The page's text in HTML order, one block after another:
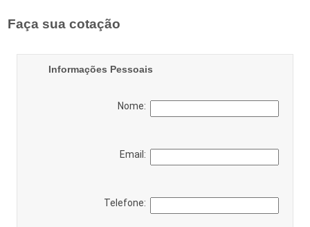
Faça sua cotação
Informações Pessoais
Nome:
Email:
Telefone: